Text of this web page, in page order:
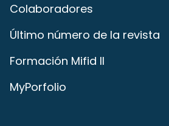
Colaboradores
Último número de la revista
Formación Mifid II
MyPorfolio